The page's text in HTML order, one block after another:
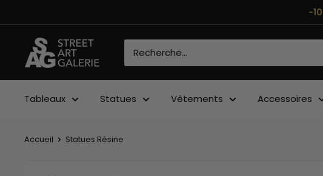
au
contenu
-
Street
Art
Galerie
Tableaux Statues Vêtements Accessoires
Accueil Statues Résine